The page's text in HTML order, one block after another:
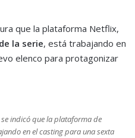
que la plataforma Netflix,
la serie, está trabajando en
elenco para protagonizar
indicó que la plataforma de
en el casting para una sexta